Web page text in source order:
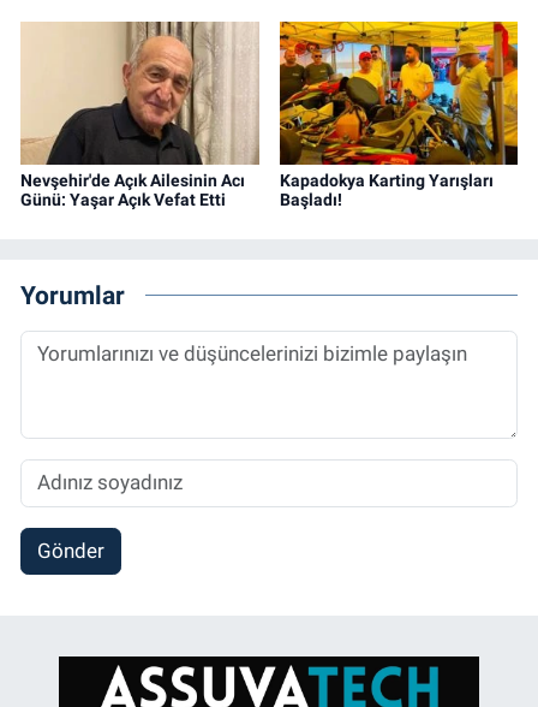
Nevşehir'de Açık Ailesinin Acı
Günü: Yaşar Açık Vefat Etti
Kapadokya Karting Yarışları
Başladı!
Yorumlar
Gönder